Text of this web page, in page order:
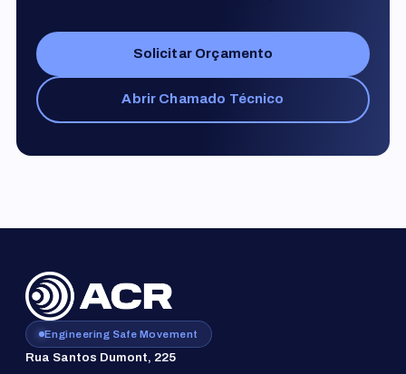
Solicitar Orçamento
Abrir Chamado Técnico
Engineering Safe Movement
Rua Santos Dumont, 225